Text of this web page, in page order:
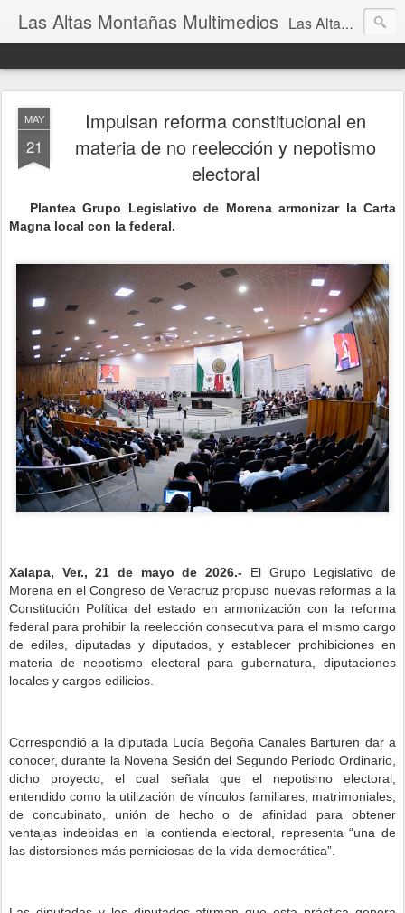
Las Altas Montañas Multimedios Las Altas Montañas Multimedios
MAY
21
Impulsan reforma constitucional en
materia de no reelección y nepotismo
electoral
Plantea Grupo Legislativo de Morena armonizar la Carta
Magna local con la federal.
Xalapa, Ver., 21 de mayo de 2026.- El Grupo Legislativo de
Morena en el Congreso de Veracruz propuso nuevas reformas a la
Constitución Política del estado en armonización con la reforma
federal para prohibir la reelección consecutiva para el mismo cargo
de ediles, diputadas y diputados, y establecer prohibiciones en
materia de nepotismo electoral para gubernatura, diputaciones
locales y cargos edilicios.
Correspondió a la diputada Lucía Begoña Canales Barturen dar a
conocer, durante la Novena Sesión del Segundo Periodo Ordinario,
dicho proyecto, el cual señala que el nepotismo electoral,
entendido como la utilización de vínculos familiares, matrimoniales,
de concubinato, unión de hecho o de afinidad para obtener
ventajas indebidas en la contienda electoral, representa “una de
las distorsiones más perniciosas de la vida democrática”.